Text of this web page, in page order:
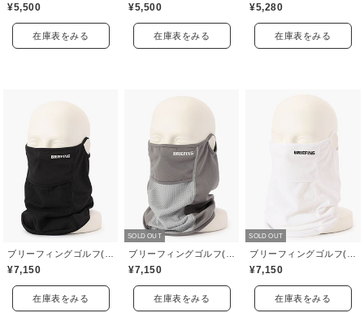
¥5,500
在庫表をみる
¥5,500
在庫表をみる
¥5,280
在庫表をみる
¥7,150
在庫表をみる
SOLD OUT
¥7,150
在庫表をみる
SOLD OUT
¥7,150
在庫表をみる